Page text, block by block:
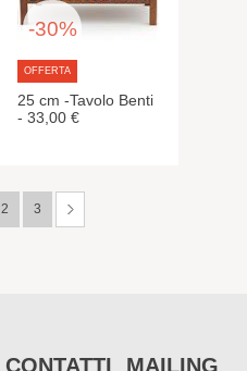
OFFERTA
-30%
25 cm -Tavolo Benti
- 33,00 €
2 3
CONTATTI MAILING